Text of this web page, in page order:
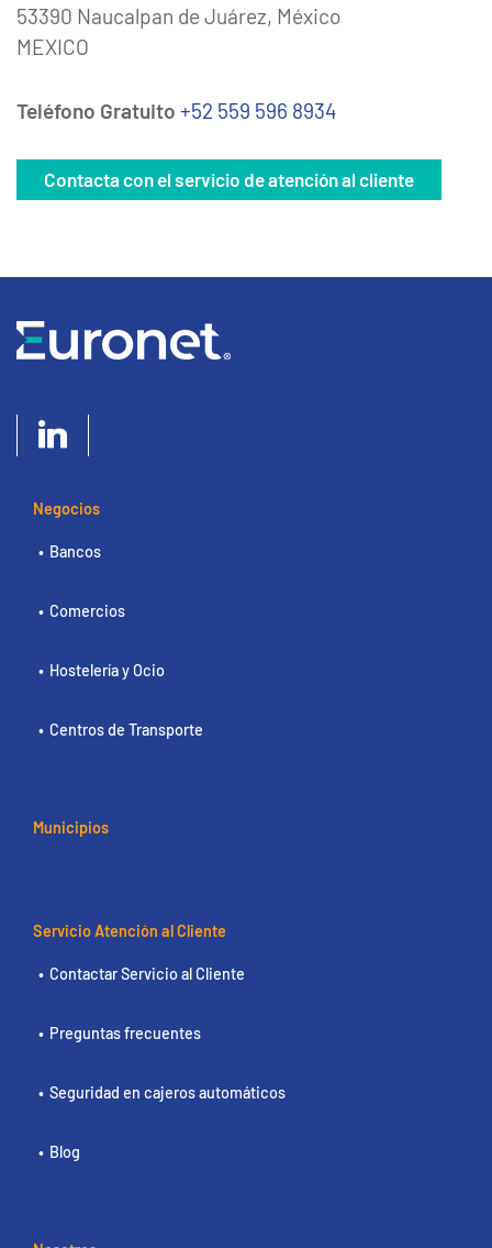
53390 Naucalpan de Juárez, México
MEXICO
Teléfono Gratuito +52 559 596 8934
Contacta con el servicio de atención al cliente
Negocios
Bancos
Comercios
Hostelería y Ocio
Centros de Transporte
Municipios
Servicio Atención al Cliente
Contactar Servicio al Cliente
Preguntas frecuentes
Seguridad en cajeros automáticos
Blog